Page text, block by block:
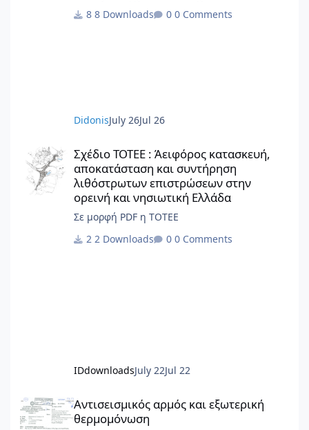
ερευνητικό περιεχόμενο και οι αρχές
ar.nl www.st-ar.nl
8 Downloads 0 Comments
DidonisJuly 26Jul 26
Σχέδιο ΤΟΤΕΕ : Άειφόρος κατασκευή, αποκατάσταση και
Σχέδιο ΤΟΤΕΕ : Άειφόρος κατασκευή,
αποκατάσταση και συντήρηση
λιθόστρωτων επιστρώσεων στην
ορεινή και νησιωτική Ελλάδα
Σε μορφή PDF η ΤΟΤΕΕ
2 Downloads
0 Comments
IDdownloadsJuly 22Jul 22
Αντισεισμικός αρμός και εξωτερική
θερμομόνωση